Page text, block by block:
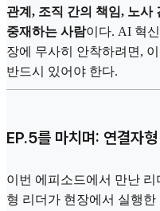
관계, 조직 간의 책임, 노사
중재하는 사람이다. AI 혁
장에 무사히 안착하려면,
반드시 있어야 한다.
EP.5를 마치며: 연결자
이번 에피소드에서 만난
형 리더가 현장에서 실행